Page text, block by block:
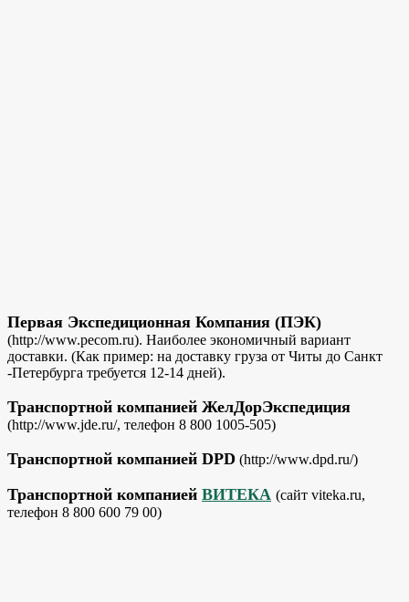
Первая Экспедиционная Компания (ПЭК)
(http://www.pecom.ru). Наиболее экономичный вариант
доставки. (Как пример: на доставку груза от Читы до Санкт
-Петербурга требуется 12-14 дней).
Транспортной компанией ЖелДорЭкспедиция
(http://www.jde.ru/, телефон 8 800 1005-505)
Транспортной компанией DPD (http://www.dpd.ru/)
Транспортной компанией ВИТЕКА (сайт viteka.ru,
телефон 8 800 600 79 00)